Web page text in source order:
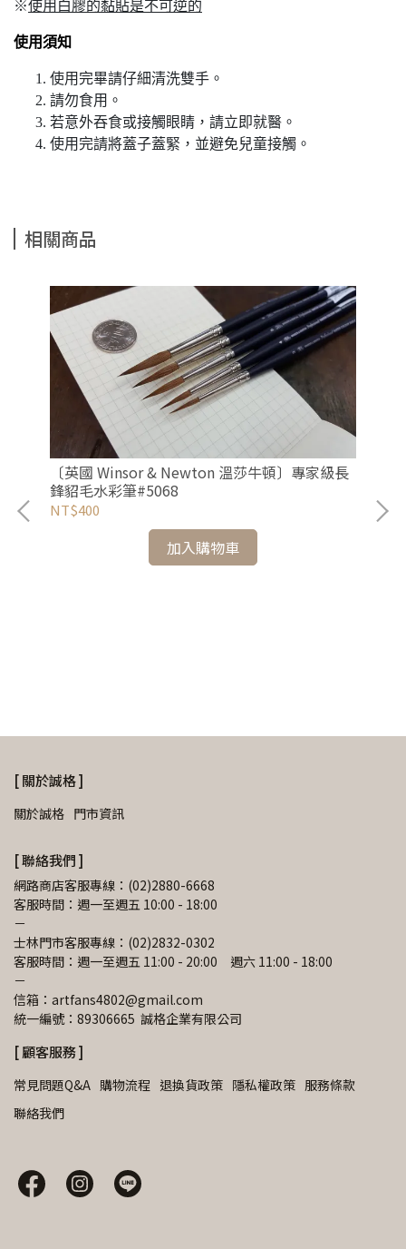
※使用白膠的黏貼是不可逆的
使用須知
使用完畢請仔細清洗雙手。
請勿食用。
若意外吞食或接觸眼睛，請立即就醫。
使用完請將蓋子蓋緊，並避免兒童接觸。
相關商品
〔英國 Winsor & Newton 溫莎牛頓〕專家級長
鋒貂毛水彩筆#5068
NT$400
加入購物車
[ 關於誠格 ]
關於誠格 門市資訊
[ 聯絡我們 ]
網路商店客服專線：(02)2880-6668
客服時間：週一至週五 10:00 - 18:00
－
士林門市客服專線：(02)2832-0302
客服時間：週一至週五 11:00 - 20:00　週六 11:00 - 18:00
－
信箱：artfans4802@gmail.com
統一編號：89306665  誠格企業有限公司
[ 顧客服務 ]
常見問題Q&A 購物流程 退換貨政策 隱私權政策 服務條款
聯絡我們